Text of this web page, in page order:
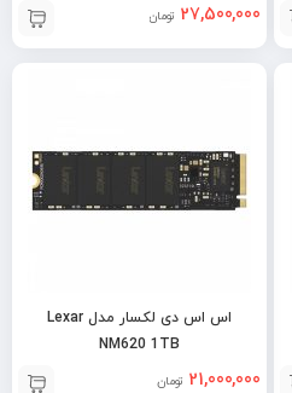
27,500,000 تومان
اس اس دی لکسار مدل Lexar
NM620 1TB
21,000,000 تومان